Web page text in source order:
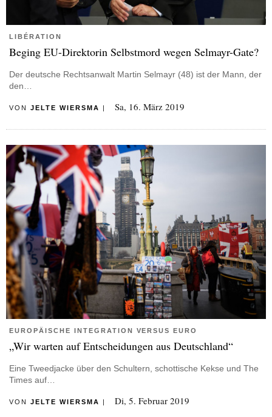
LIBÉRATION
Beging EU-Direktorin Selbstmord wegen Selmayr-Gate?
Der deutsche Rechtsanwalt Martin Selmayr (48) ist der Mann, der
den…
VON JELTE WIERSMA | Sa, 16. März 2019
EUROPÄISCHE INTEGRATION VERSUS EURO
„Wir warten auf Entscheidungen aus Deutschland“
Eine Tweedjacke über den Schultern, schottische Kekse und The
Times auf…
VON JELTE WIERSMA | Di, 5. Februar 2019